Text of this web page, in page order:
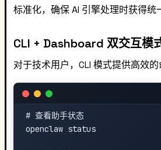
标准化，确保 AI 引擎处理时获得统
CLI + Dashboard 双交互模
对于技术用户，CLI 模式提供高效的
# 查看助手状态
openclaw status